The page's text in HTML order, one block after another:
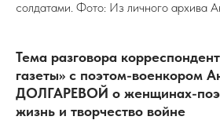
солдатами. Фото: Из личного архива
Тема разговора
газеты» с поэтом-военкором
ДОЛГАРЕВОЙ о женщинах-
жизнь и творчество войне